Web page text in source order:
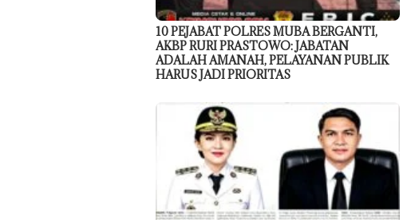
10 PEJABAT POLRES MUBA BERGANTI,
AKBP RURI PRASTOWO: JABATAN
ADALAH AMANAH, PELAYANAN PUBLIK
HARUS JADI PRIORITAS